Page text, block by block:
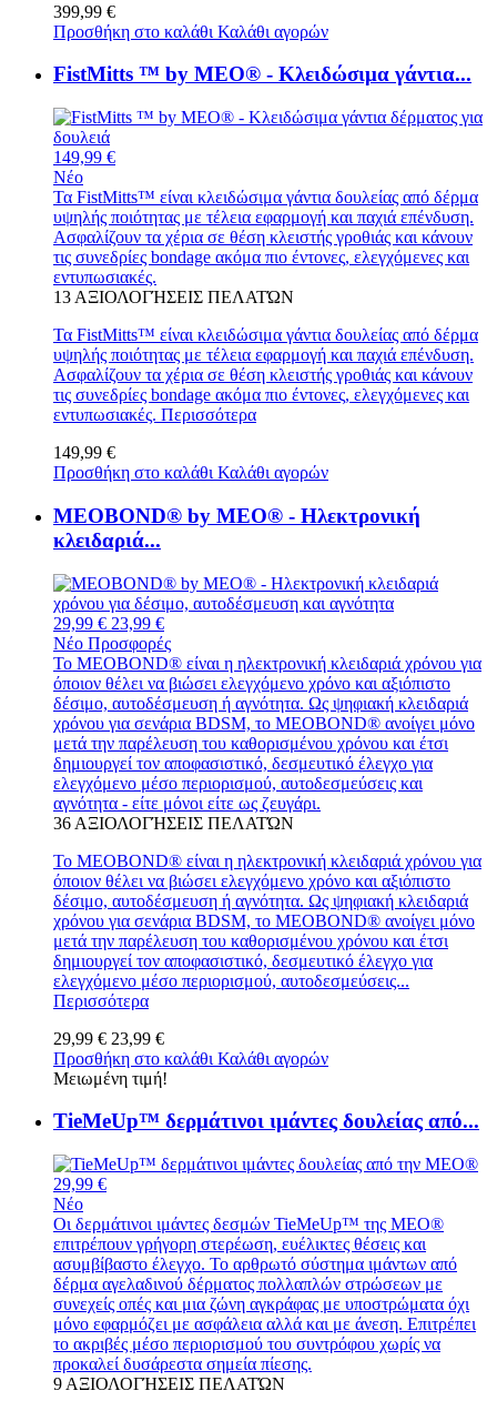
399,99 €
Προσθήκη στο καλάθι Καλάθι αγορών
FistMitts ™ by MEO® - Κλειδώσιμα γάντια...
149,99 €
Νέο
Τα FistMitts™ είναι κλειδώσιμα γάντια δουλείας από δέρμα
υψηλής ποιότητας με τέλεια εφαρμογή και παχιά επένδυση.
Ασφαλίζουν τα χέρια σε θέση κλειστής γροθιάς και κάνουν
τις συνεδρίες bondage ακόμα πιο έντονες, ελεγχόμενες και
εντυπωσιακές.
13 ΑΞΙΟΛΟΓΉΣΕΙΣ ΠΕΛΑΤΏΝ
Τα FistMitts™ είναι κλειδώσιμα γάντια δουλείας από δέρμα
υψηλής ποιότητας με τέλεια εφαρμογή και παχιά επένδυση.
Ασφαλίζουν τα χέρια σε θέση κλειστής γροθιάς και κάνουν
τις συνεδρίες bondage ακόμα πιο έντονες, ελεγχόμενες και
εντυπωσιακές. Περισσότερα
149,99 €
Προσθήκη στο καλάθι Καλάθι αγορών
MEOBOND® by MEO® - Ηλεκτρονική
κλειδαριά...
29,99 € 23,99 €
Νέο Προσφορές
Το MEOBOND® είναι η ηλεκτρονική κλειδαριά χρόνου για
όποιον θέλει να βιώσει ελεγχόμενο χρόνο και αξιόπιστο
δέσιμο, αυτοδέσμευση ή αγνότητα. Ως ψηφιακή κλειδαριά
χρόνου για σενάρια BDSM, το MEOBOND® ανοίγει μόνο
μετά την παρέλευση του καθορισμένου χρόνου και έτσι
δημιουργεί τον αποφασιστικό, δεσμευτικό έλεγχο για
ελεγχόμενο μέσο περιορισμού, αυτοδεσμεύσεις και
αγνότητα - είτε μόνοι είτε ως ζευγάρι.
36 ΑΞΙΟΛΟΓΉΣΕΙΣ ΠΕΛΑΤΏΝ
Το MEOBOND® είναι η ηλεκτρονική κλειδαριά χρόνου για
όποιον θέλει να βιώσει ελεγχόμενο χρόνο και αξιόπιστο
δέσιμο, αυτοδέσμευση ή αγνότητα. Ως ψηφιακή κλειδαριά
χρόνου για σενάρια BDSM, το MEOBOND® ανοίγει μόνο
μετά την παρέλευση του καθορισμένου χρόνου και έτσι
δημιουργεί τον αποφασιστικό, δεσμευτικό έλεγχο για
ελεγχόμενο μέσο περιορισμού, αυτοδεσμεύσεις...
Περισσότερα
29,99 € 23,99 €
Προσθήκη στο καλάθι Καλάθι αγορών
Μειωμένη τιμή!
TieMeUp™ δερμάτινοι ιμάντες δουλείας από...
29,99 €
Νέο
Οι δερμάτινοι ιμάντες δεσμών TieMeUp™ της MEO®
επιτρέπουν γρήγορη στερέωση, ευέλικτες θέσεις και
ασυμβίβαστο έλεγχο. Το αρθρωτό σύστημα ιμάντων από
δέρμα αγελαδινού δέρματος πολλαπλών στρώσεων με
συνεχείς οπές και μια ζώνη αγκράφας με υποστρώματα όχι
μόνο εφαρμόζει με ασφάλεια αλλά και με άνεση. Επιτρέπει
το ακριβές μέσο περιορισμού του συντρόφου χωρίς να
προκαλεί δυσάρεστα σημεία πίεσης.
9 ΑΞΙΟΛΟΓΉΣΕΙΣ ΠΕΛΑΤΏΝ